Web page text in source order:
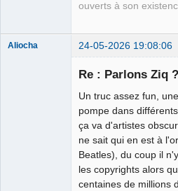
ouverts à son
Aliocha 24-05-2026 19:08:06
Re : Parlons Ziq ?
Un truc assez fun,
pompe dans
ça va d'artistes
ne sait qui en est à
Beatles), du coup il
les copyrights alors
centaines de millions